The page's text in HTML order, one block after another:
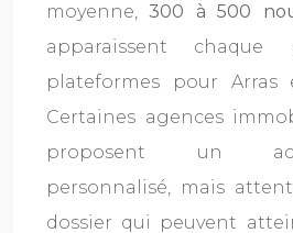
moyenne,300 à 500
apparaissent
plateformes pour Arras
Certaines agences
proposent un
personnalisé, mais
dossier qui peuvent